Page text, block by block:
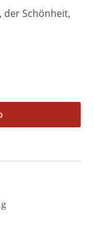
der Schönheit,